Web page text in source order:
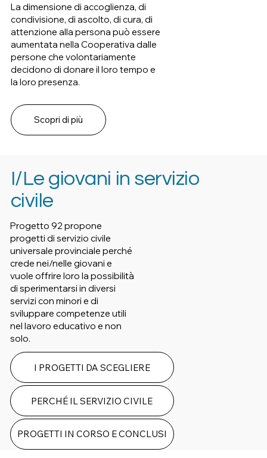
La dimensione di accoglienza, di
condivisione, di ascolto, di cura, di
attenzione alla persona può essere
aumentata nella Cooperativa dalle
persone che volontariamente
decidono di donare il loro tempo e
la loro presenza.
Scopri di più
I/Le giovani in servizio
civile
Progetto 92 propone
progetti di servizio civile
universale provinciale perché
crede nei/nelle giovani e
vuole offrire loro la possibilità
di sperimentarsi in diversi
servizi con minori e di
sviluppare competenze utili
nel lavoro educativo e non
solo.
I PROGETTI DA SCEGLIERE
PERCHÉ IL SERVIZIO CIVILE
PROGETTI IN CORSO E CONCLUSI